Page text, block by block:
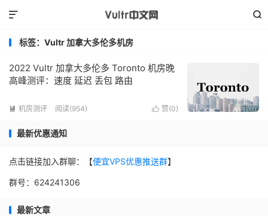


标签：Vultr 加拿大多伦多机房
2022 Vultr 加拿大多伦多 Toronto 机房晚
高峰测评：速度 延迟 丢包 路由
 机房测评 阅读(954)  赞(0)
最新优惠通知
点击链接加入群聊：【便宜VPS优惠推送群】
群号：624241306
最新文章